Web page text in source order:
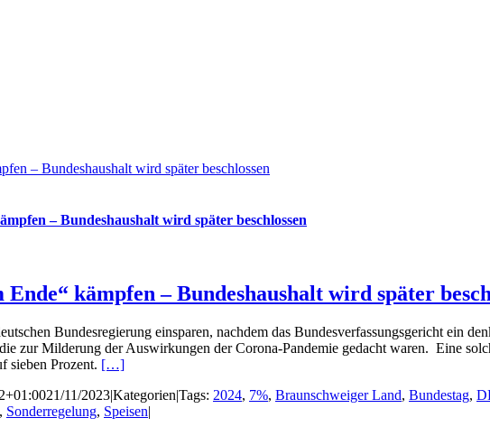
– Bundeshaushalt wird später beschlossen
– Bundeshaushalt wird später beschlossen
kämpfen – Bundeshaushalt wird später
Bundesregierung einsparen, nachdem das Bundesverfassungsgericht ein
zur Milderung der Auswirkungen der Corona-Pandemie gedacht waren. Eine
sieben Prozent. […]
21/11/2023|Kategorien|Tags: 2024, 7%, Braunschweiger Land, Bundestag,
, Sonderregelung, Speisen|